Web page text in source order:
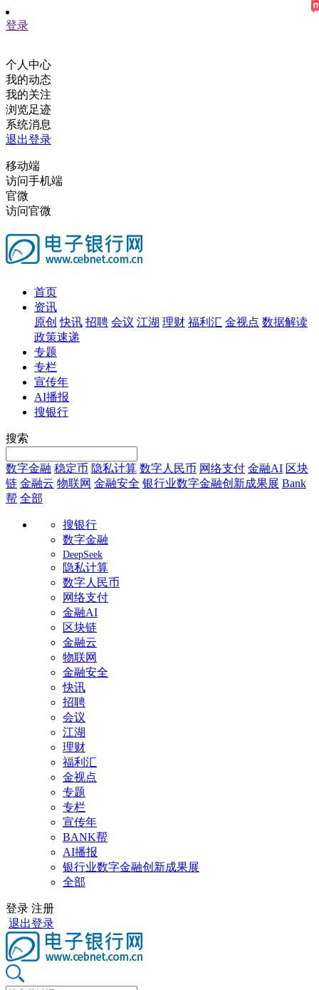
登录
个人中心
我的动态
我的关注
浏览足迹
系统消息
退出登录
移动端
访问手机端
官微
访问官微
首页
资讯
原创 快讯 招聘 会议 江湖 理财 福利汇 金视点 数据解读
政策速递
专题
专栏
宣传年
AI播报
搜银行
搜索
数字金融 稳定币 隐私计算 数字人民币 网络支付 金融AI 区块
链 金融云 物联网 金融安全 银行业数字金融创新成果展 Bank
帮 全部
搜银行
数字金融
DeepSeek
隐私计算
数字人民币
网络支付
金融AI
区块链
金融云
物联网
金融安全
快讯
招聘
会议
江湖
理财
福利汇
金视点
专题
专栏
宣传年
BANK帮
AI播报
银行业数字金融创新成果展
全部
登录 注册
退出登录